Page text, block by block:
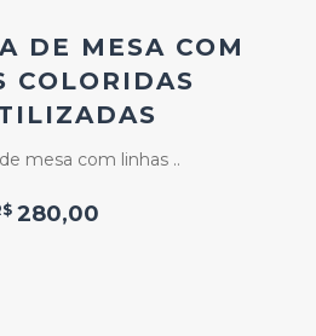
DE MESA COM
COLORIDAS
mesa com linhas ..
280,00